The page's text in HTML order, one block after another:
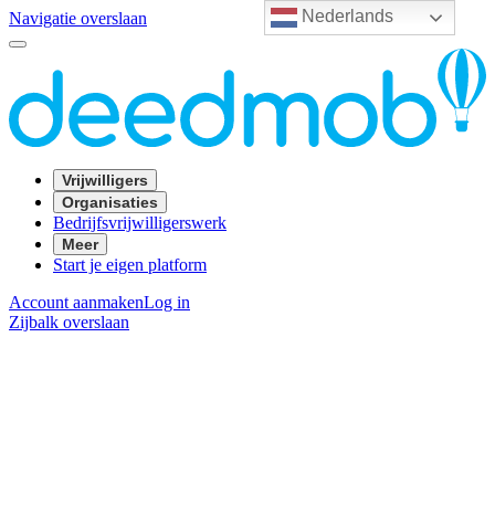
Nederlands
Navigatie overslaan
Vrijwilligers
Organisaties
Bedrijfsvrijwilligerswerk
Meer
Start je eigen platform
Account aanmakenLog in
Zijbalk overslaan